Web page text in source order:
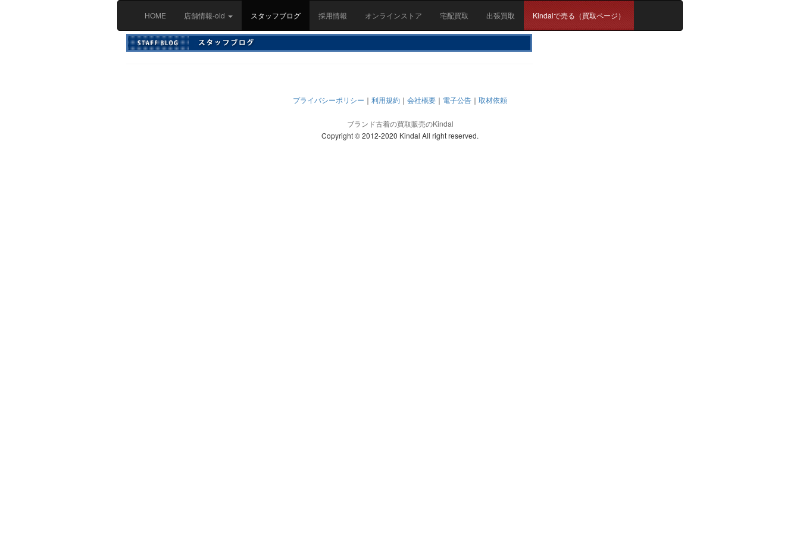
HOME 店舗情報-old スタッフブログ 採用情報 オンラインストア 宅配買取 出張買取 Kindalで売る（買取ページ）
プライバシーポリシー ｜ 利用規約 ｜ 会社概要 ｜ 電子公告 ｜ 取材依頼
ブランド古着の買取販売のKindal
Copyright © 2012-2020 Kindal All right reserved.